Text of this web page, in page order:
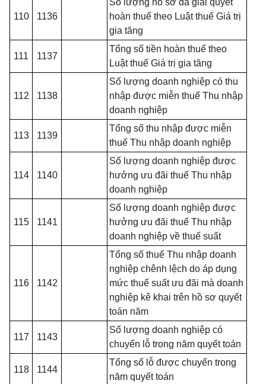
110 1136
Số lượng hồ sơ đã giải quyết
hoàn thuế theo Luật thuế Giá trị
gia tăng
111 1137
Tổng số tiền hoàn thuế theo
Luật thuế Giá trị gia tăng
112 1138
Số lượng doanh nghiệp có thu
nhập được miễn thuế Thu nhập
doanh nghiệp
113 1139
Tổng số thu nhập được miễn
thuế Thu nhập doanh nghiệp
114 1140
Số lượng doanh nghiệp được
hưởng ưu đãi thuế Thu nhập
doanh nghiệp
115 1141
Số lượng doanh nghiệp được
hưởng ưu đãi thuế Thu nhập
doanh nghiệp về thuế suất
116 1142
Tổng số thuế Thu nhập doanh
nghiệp chênh lệch do áp dụng
mức thuế suất ưu đãi mà doanh
nghiệp kê khai trên hồ sơ quyết
toán năm
117 1143
Số lượng doanh nghiệp có
chuyển lỗ trong năm quyết toán
118 1144
Tổng số lỗ được chuyển trong
năm quyết toán